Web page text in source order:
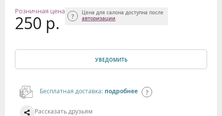
Розничная цена
250 р.
Цена для салона доступна после
авторизации
УВЕДОМИТЬ
Бесплатная доставка: подробнее
Рассказать друзьям